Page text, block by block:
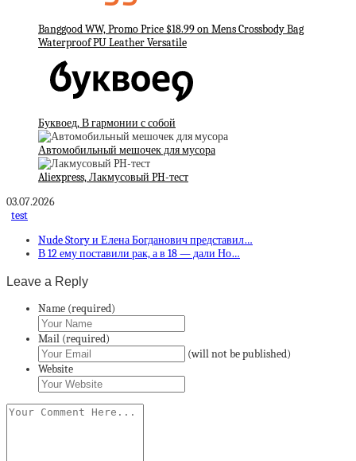
Banggood WW, Promo Price $18.99 on Mens Crossbody Bag
Waterproof PU Leather Versatile
Буквоед, В гармонии с собой
Автомобильный мешочек для мусора
Aliexpress, Лакмусовый PH-тест
03.07.2026
test
Nude Story и Елена Богданович представил…
В 12 ему поставили рак, а в 18 — дали Но…
Leave a Reply
Name (required)
Mail (required)
(will not be published)
Website